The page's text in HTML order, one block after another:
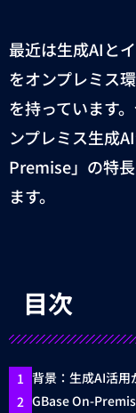
最近は生成AIと
をオンプレミス
を持っています。
ンプレミス生成AI
Premise」の特
ます。
目次
背景：生成AI活用
GBase On-